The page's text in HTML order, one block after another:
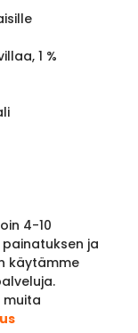
1 %
4-10
ja
käytämme